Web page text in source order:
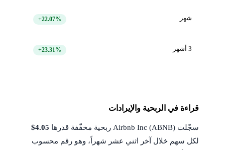
شهر +22.07%
3 أشهر +23.31%
قراءة في الربحية والإيرادات
سجّلت Airbnb Inc (ABNB) ربحية مخفّفة قدرها
$4.05
لكل سهم خلال آخر اثني عشر شهراً، وهو رقم محسوب